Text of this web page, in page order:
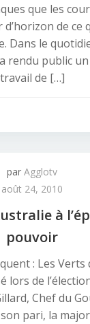
que les
de ce
Dans le
rendu public
travail de […]
par Agglotv
août 24, 2010
à
pouvoir
: Les Verts
de
Chef du
pari, la